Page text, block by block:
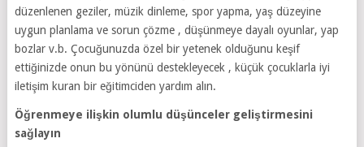
düzenlenen geziler, müzik dinleme, spor yapma, yaş düzeyine
uygun planlama ve sorun çözme , düşünmeye dayalı oyunlar, yap
bozlar v.b. Çocuğunuzda özel bir yetenek olduğunu keşif
ettiğinizde onun bu yönünü destekleyecek , küçük çocuklarla iyi
iletişim kuran bir eğitimciden yardım alın.
Öğrenmeye ilişkin olumlu düşünceler geliştirmesini
sağlayın